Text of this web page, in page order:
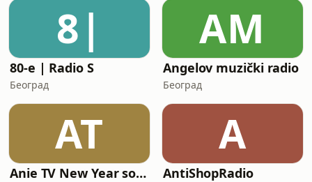
8|
80-e | Radio S
Београд
AM
Angelov muzički radio
Београд
AT
Anie TV New Year songs
A
AntiShopRadio